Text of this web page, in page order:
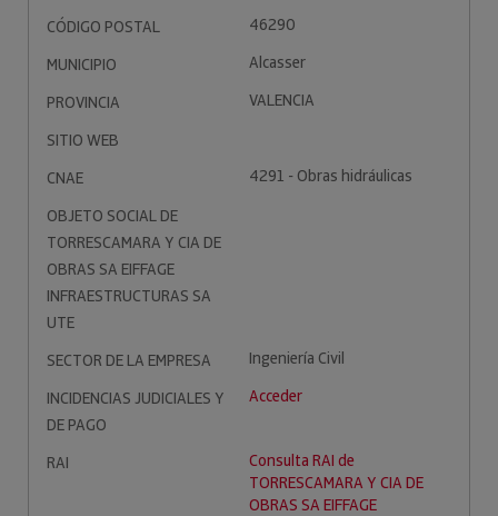
CÓDIGO POSTAL
46290
MUNICIPIO
Alcasser
PROVINCIA
VALENCIA
SITIO WEB
CNAE
4291 - Obras hidráulicas
OBJETO SOCIAL DE
TORRESCAMARA Y CIA DE
OBRAS SA EIFFAGE
INFRAESTRUCTURAS SA
UTE
SECTOR DE LA EMPRESA
Ingeniería Civil
INCIDENCIAS JUDICIALES Y
DE PAGO
Acceder
RAI
Consulta RAI de
TORRESCAMARA Y CIA DE
OBRAS SA EIFFAGE